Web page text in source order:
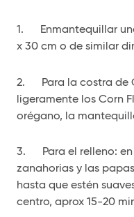
1. Enmantequillar
x 30 cm o de similar
2. Para la costra de
ligeramente los Corn
orégano, la
3. Para el relleno: en
zanahorias y las
hasta que estén
centro, aprox 15-20